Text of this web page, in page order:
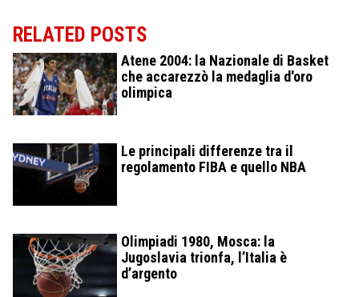
RELATED POSTS
Atene 2004: la Nazionale di Basket
che accarezzò la medaglia d'oro
olimpica
Le principali differenze tra il
regolamento FIBA e quello NBA
Olimpiadi 1980, Mosca: la
Jugoslavia trionfa, l’Italia è
d’argento